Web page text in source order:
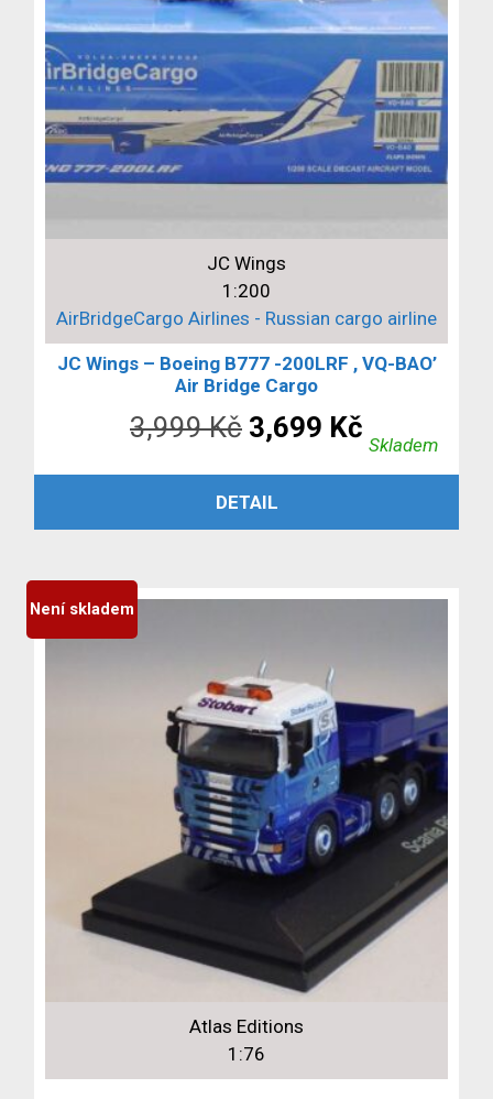
JC Wings
1:200
AirBridgeCargo Airlines - Russian cargo airline
JC Wings – Boeing B777 -200LRF , VQ-BAO’
Air Bridge Cargo
3,999Kč Původní
cena
byla:
3,699 Kč
cena
Skladem
PŘIDAT DO KOŠÍKU
DETAIL
Není skladem
Atlas Editions
1:76